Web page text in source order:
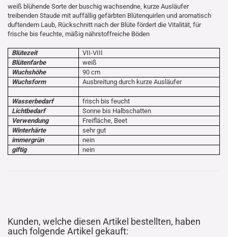
weiß blühende Sorte der buschig wachsendne, kurze Ausläufer
treibenden Staude mit auffällig gefärbten Blütenquirlen und aromatisch
duftendem Laub, Rückschnitt nach der Blüte fördert die Vitalität, für
frische bis feuchte, mäßig nährstoffreiche Böden
Blütezeit
VII-VIII
Blütenfarbe
weiß
Wuchshöhe
90 cm
Wuchsform
Ausbreitung durch kurze Ausläufer
Wasserbedarf
frisch bis feucht
Lichtbedarf
Sonne bis Halbschatten
Verwendung
Freifläche, Beet
Winterhärte
sehr gut
immergrün
nein
giftig
nein
Kunden, welche diesen Artikel bestellten, haben
auch folgende Artikel gekauft: